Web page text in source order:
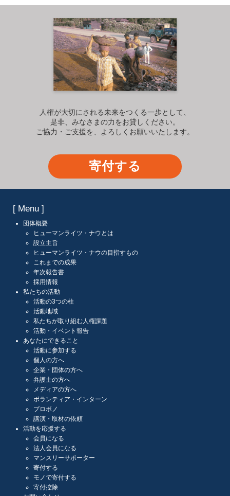
人権が大切にされる未来をつくる一歩として、
是非、みなさまの力をお貸しください。
ご協力・ご支援を、よろしくお願いいたします。
寄付する
[ Menu ]
団体概要
ヒューマンライツ・ナウとは
設立主旨
ヒューマンライツ・ナウの目指すもの
これまでの成果
年次報告書
採用情報
私たちの活動
活動の3つの柱
活動地域
私たちが取り組む人権課題
活動・イベント報告
あなたにできること
活動に参加する
個人の方へ
企業・団体の方へ
弁護士の方へ
メディアの方へ
ボランティア・インターン
プロボノ
講演・取材の依頼
活動を応援する
会員になる
法人会員になる
マンスリーサポーター
寄付する
モノで寄付する
寄付控除